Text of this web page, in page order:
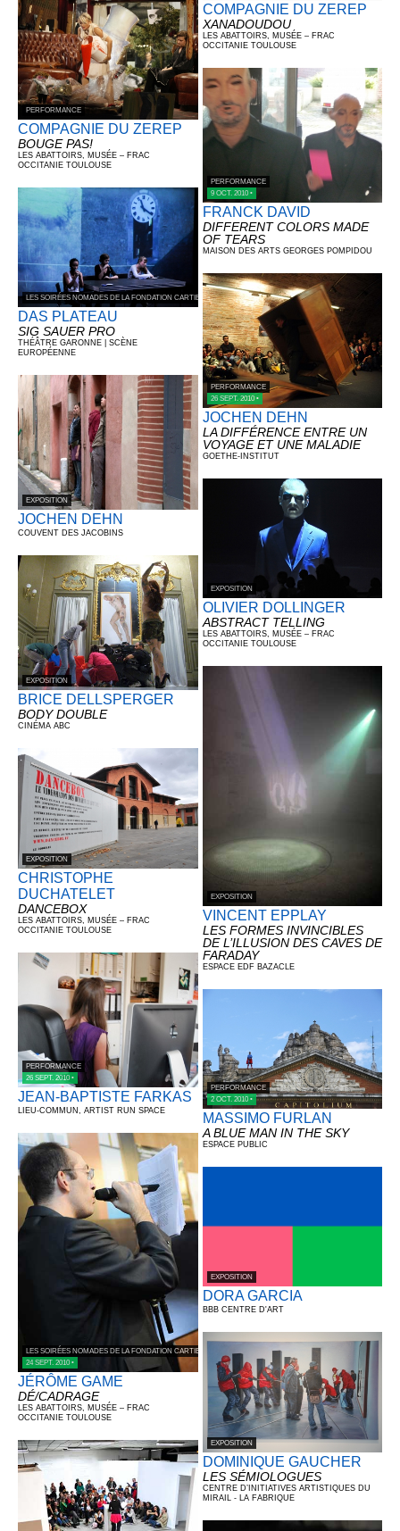
PERFORMANCE
COMPAGNIE DU ZEREP
BOUGE PAS!
LES ABATTOIRS, MUSÉE – FRAC
OCCITANIE TOULOUSE
LES SOIRÉES NOMADES DE LA FONDATION CARTIER POUR L’ART CONTEMPORAIN
DAS PLATEAU
SIG SAUER PRO
THÉÂTRE GARONNE | SCÈNE
EUROPÉENNE
EXPOSITION
JOCHEN DEHN
COUVENT DES JACOBINS
EXPOSITION
BRICE DELLSPERGER
BODY DOUBLE
CINÉMA ABC
EXPOSITION
CHRISTOPHE
DUCHATELET
DANCEBOX
LES ABATTOIRS, MUSÉE – FRAC
OCCITANIE TOULOUSE
PERFORMANCE
26 SEPT. 2010 •
JEAN-BAPTISTE FARKAS
LIEU-COMMUN, ARTIST RUN SPACE
LES SOIRÉES NOMADES DE LA FONDATION CARTIER POUR L’ART CONTEMPORAIN
24 SEPT. 2010 •
JÉRÔME GAME
DÉ/CADRAGE
LES ABATTOIRS, MUSÉE – FRAC
OCCITANIE TOULOUSE
COMPAGNIE DU ZEREP
XANADOUDOU
LES ABATTOIRS, MUSÉE – FRAC
OCCITANIE TOULOUSE
PERFORMANCE
9 OCT. 2010 •
FRANCK DAVID
DIFFERENT COLORS MADE
OF TEARS
MAISON DES ARTS GEORGES POMPIDOU
PERFORMANCE
26 SEPT. 2010 •
JOCHEN DEHN
LA DIFFÉRENCE ENTRE UN
VOYAGE ET UNE MALADIE
GOETHE-INSTITUT
EXPOSITION
OLIVIER DOLLINGER
ABSTRACT TELLING
LES ABATTOIRS, MUSÉE – FRAC
OCCITANIE TOULOUSE
EXPOSITION
VINCENT EPPLAY
LES FORMES INVINCIBLES
DE L’ILLUSION DES CAVES DE
FARADAY
ESPACE EDF BAZACLE
PERFORMANCE
2 OCT. 2010 •
MASSIMO FURLAN
A BLUE MAN IN THE SKY
ESPACE PUBLIC
EXPOSITION
DORA GARCIA
BBB CENTRE D'ART
EXPOSITION
DOMINIQUE GAUCHER
LES SÉMIOLOGUES
CENTRE D’INITIATIVES ARTISTIQUES DU
MIRAIL - LA FABRIQUE